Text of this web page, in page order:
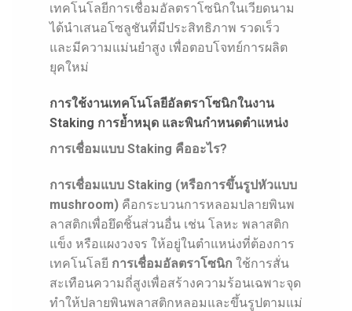
เทคโนโลยีการเชื่อมอัลตราโซนิกในเวียดนาม
ได้นำเสนอโซลูชันที่มีประสิทธิภาพ รวดเร็ว
และมีความแม่นยำสูง เพื่อตอบโจทย์การผลิต
ยุคใหม่
การใช้งานเทคโนโลยีอัลตราโซนิกในงาน
Staking การย้ำหมุด และพินกำหนดตำแหน่ง
การเชื่อมแบบ Staking คืออะไร?
การเชื่อมแบบ Staking (หรือการขึ้นรูปหัวแบบ
mushroom)คือกระบวนการหลอมปลายพินพ
ลาสติกเพื่อยึดชิ้นส่วนอื่น เช่น โลหะ พลาสติก
แข็ง หรือแผงวงจร ให้อยู่ในตำแหน่งที่ต้องการ
เทคโนโลยี การเชื่อมอัลตราโซนิก ใช้การสั่น
สะเทือนความถี่สูงเพื่อสร้างความร้อนเฉพาะจุด
ทำให้ปลายพินพลาสติกหลอมและขึ้นรูปตามแม่